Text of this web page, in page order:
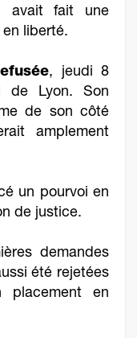
avait fait une
liberté.
, jeudi 8
de Lyon. Son
de son côté
amplement
un pourvoi en
de justice.
demandes
été rejetées
placement en